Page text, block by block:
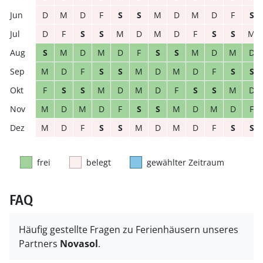
D
M D F S S M D M D F
S
D
F S S M D M D F S S
M
S
M D M D F S S M D M
D
M
D F S S M D M D F S
S
F
S S M D M D F S S M
D
M
D M D F S S M D M D
F
M
D F S S M D M D F S S
frei belegt gewählter Zeitraum
FAQ
Häufig gestellte Fragen zu Ferienhäusern unseres
Partners Novasol.